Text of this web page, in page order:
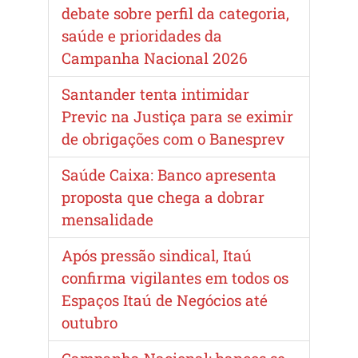
debate sobre perfil da categoria,
saúde e prioridades da
Campanha Nacional 2026
Santander tenta intimidar
Previc na Justiça para se eximir
de obrigações com o Banesprev
Saúde Caixa: Banco apresenta
proposta que chega a dobrar
mensalidade
Após pressão sindical, Itaú
confirma vigilantes em todos os
Espaços Itaú de Negócios até
outubro